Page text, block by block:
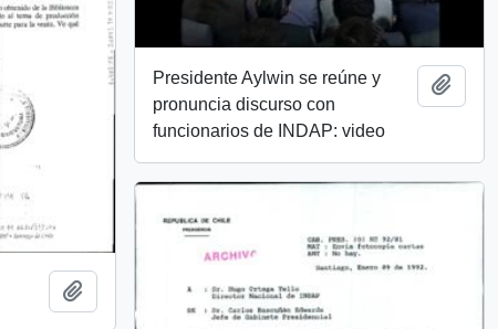
Añadir al portapapeles
Presidente Aylwin se reúne y
pronuncia discurso con
funcionarios de INDAP: video